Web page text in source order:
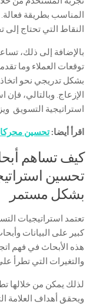
المناسب بطريقة
النقاط التي تحتاج إلى
بالإضافة إلى ذلك،
توقعات العملاء وما
بشكل تدريجي نحو
الإزعاج. وبالتالي،
استراتيجية التسويق
اقرأ أيضا:تحسين
كيف تساهم
تحسين
بشكل مستمر
تعتمد استراتيجيات
كبير على البيانات
هذه الأبحاث في فهم
والتغيرات التي تطرأ
لذلك يمكن من خلالها
ويحقق أهداف العلامة